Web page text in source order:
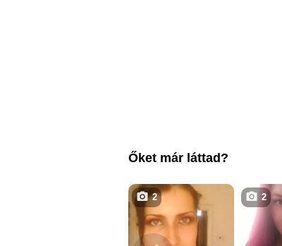
Őket már láttad?
2 2